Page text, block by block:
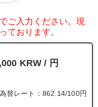
ご入力ください。現
ております。
KRW / 円
替レート：862.14/100円